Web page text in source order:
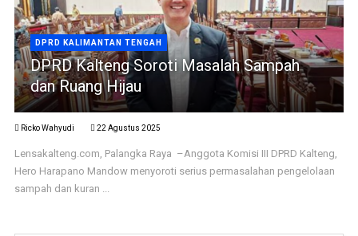
DPRD KALIMANTAN TENGAH
DPRD Kalteng Soroti Masalah Sampah
dan Ruang Hijau
Ricko Wahyudi 22 Agustus 2025
Lensakalteng.com, Palangka Raya –Anggota Komisi III DPRD Kalteng,
Hero Harapano Mandow menyoroti serius permasalahan pengelolaan
sampah dan kuran ...